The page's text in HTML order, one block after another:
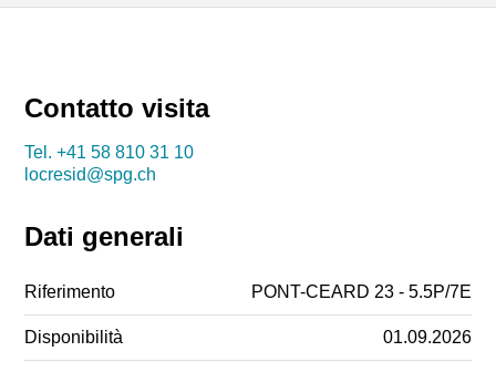
Contatto visita
Tel.+41 58 810 31 10
locresid@spg.ch
Dati generali
Riferimento PONT-CEARD 23 - 5.5P/7E
Disponibilità 01.09.2026